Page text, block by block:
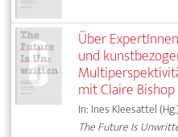
Über
und
mit Claire Bishop
In: Ines Kleesattel
The Future Is